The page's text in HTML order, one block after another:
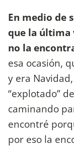
En medio de
que la última
no la
esa ocasión,
y era
“explotado”
caminando
encontré
por eso la